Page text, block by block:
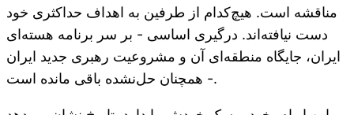
مناقشه است. هیچ‌کدام از طرفین به اهداف حداکثری خود
دست نیافته‌اند. درگیری اساسی - بر سر برنامه هسته‌ای
ایران، جایگاه منطقه‌ای آن و مشروعیت رهبری جدید ایران
- همچنان حل‌نشده باقی مانده است.